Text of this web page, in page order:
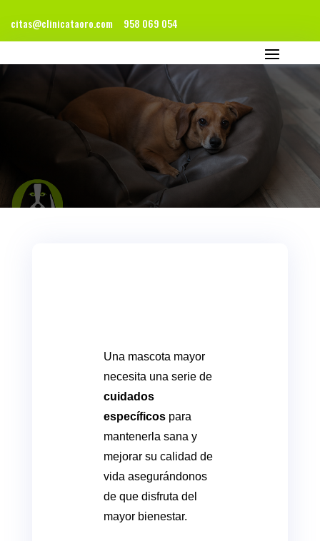
citas@clinicataoro.com 958 069 054
Una mascota mayor
necesita una serie de
cuidados
específicospara
mantenerla sana y
mejorar su calidad de
vida asegurándonos
de que disfruta del
mayor bienestar.